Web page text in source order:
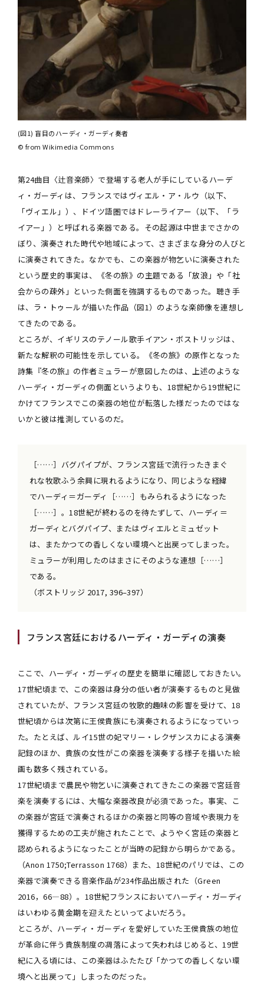
(図1) 盲目のハーディ・ガーディ奏者
© from Wikimedia Commons
第24曲目〈辻音楽師〉で登場する老人が手にしているハーデ
ィ・ガーディは、フランスではヴィエル・ア・ルウ（以下、
「ヴィエル」）、ドイツ語圏ではドレーライアー（以下、「ラ
イアー」）と呼ばれる楽器である。その起源は中世までさかの
ぼり、演奏された時代や地域によって、さまざまな身分の人びと
に演奏されてきた。なかでも、この楽器が物乞いに演奏された
という歴史的事実は、《冬の旅》の主題である「放浪」や「社
会からの疎外」といった側面を強調するものであった。聴き手
は、ラ・トゥールが描いた作品（図1）のような楽師像を連想し
てきたのである。
ところが、イギリスのテノール歌手イアン・ボストリッジは、
新たな解釈の可能性を示している。《冬の旅》の原作となった
詩集『冬の旅』の作者ミュラーが意図したのは、上述のような
ハーディ・ガーディの側面というよりも、18世紀から19世紀に
かけてフランスでこの楽器の地位が転落した様だったのではな
いかと彼は推測しているのだ。
［……］バグパイプが、フランス宮廷で流行ったきまぐ
れな牧歌ふう余興に現れるようになり、同じような経緯
でハーディ＝ガーディ［……］もみられるようになった
［……］。18世紀が終わるのを待たずして、ハーディ＝
ガーディとバグパイプ、またはヴィエルとミュゼット
は、またかつての香しくない環境へと出戻ってしまった。
ミュラーが利用したのはまさにそのような連想［……］
である。
（ボストリッジ 2017, 396–397）
フランス宮廷におけるハーディ・ガーディの演奏
ここで、ハーディ・ガーディの歴史を簡単に確認しておきたい。
17世紀頃まで、この楽器は身分の低い者が演奏するものと見做
されていたが、フランス宮廷の牧歌的趣味の影響を受けて、18
世紀頃からは次第に王侯貴族にも演奏されるようになっていっ
た。たとえば、ルイ15世の妃マリー・レクザンスカによる演奏
記録のほか、貴族の女性がこの楽器を演奏する様子を描いた絵
画も数多く残されている。
17世紀頃まで農民や物乞いに演奏されてきたこの楽器で宮廷音
楽を演奏するには、大幅な楽器改良が必須であった。事実、こ
の楽器が宮廷で演奏されるほかの楽器と同等の音域や表現力を
獲得するための工夫が施されたことで、ようやく宮廷の楽器と
認められるようになったことが当時の記録から明らかである。
（Anon 1750;Terrasson 1768）また、18世紀のパリでは、この
楽器で演奏できる音楽作品が234作品出版された（Green
2016，66―88）。18世紀フランスにおいてハーディ・ガーディ
はいわゆる黄金期を迎えたといってよいだろう。
ところが、ハーディ・ガーディを愛好していた王侯貴族の地位
が革命に伴う貴族制度の凋落によって失われはじめると、19世
紀に入る頃には、この楽器はふたたび「かつての香しくない環
境へと出戻って」しまったのだった。